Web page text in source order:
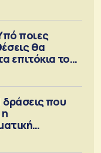
ποιες
θα
επιτόκια τον
δράσεις που